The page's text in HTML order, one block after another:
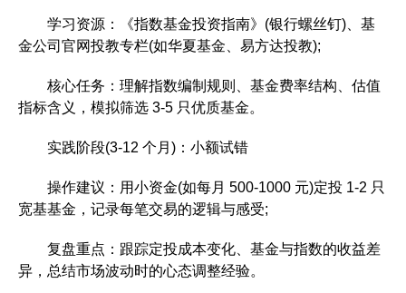
学习资源：《指数基金投资指南》(银行螺丝钉)、基
金公司官网投教专栏(如华夏基金、易方达投教);
核心任务：理解指数编制规则、基金费率结构、估值
指标含义，模拟筛选 3-5 只优质基金。
实践阶段(3-12 个月)：小额试错
操作建议：用小资金(如每月 500-1000 元)定投 1-2 只
宽基基金，记录每笔交易的逻辑与感受;
复盘重点：跟踪定投成本变化、基金与指数的收益差
异，总结市场波动时的心态调整经验。